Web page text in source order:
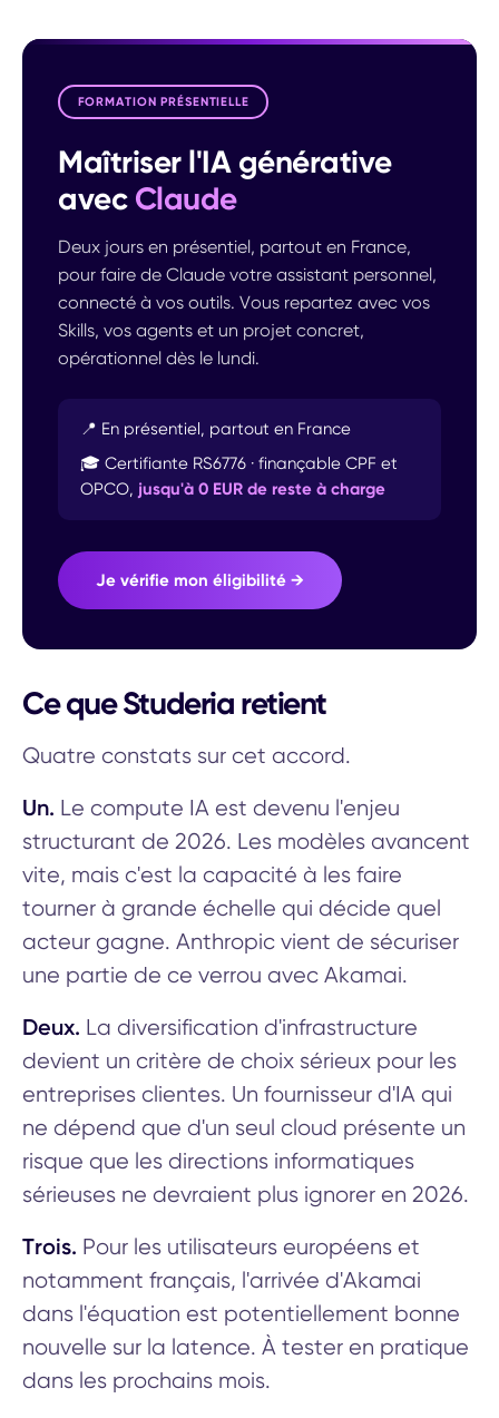
FORMATION PRÉSENTIELLE
Maîtriser l'IA générative
avec Claude
Deux jours en présentiel, partout en France,
pour faire de Claude votre assistant personnel,
connecté à vos outils. Vous repartez avec vos
Skills, vos agents et un projet concret,
opérationnel dès le lundi.
📍 En présentiel, partout en France
🎓 Certifiante RS6776 · finançable CPF et
OPCO, jusqu'à 0 EUR de reste à charge
Je vérifie mon éligibilité →
Ce que Studeria retient
Quatre constats sur cet accord.
Un. Le compute IA est devenu l'enjeu
structurant de 2026. Les modèles avancent
vite, mais c'est la capacité à les faire
tourner à grande échelle qui décide quel
acteur gagne. Anthropic vient de sécuriser
une partie de ce verrou avec Akamai.
Deux. La diversification d'infrastructure
devient un critère de choix sérieux pour les
entreprises clientes. Un fournisseur d'IA qui
ne dépend que d'un seul cloud présente un
risque que les directions informatiques
sérieuses ne devraient plus ignorer en 2026.
Trois. Pour les utilisateurs européens et
notamment français, l'arrivée d'Akamai
dans l'équation est potentiellement bonne
nouvelle sur la latence. À tester en pratique
dans les prochains mois.